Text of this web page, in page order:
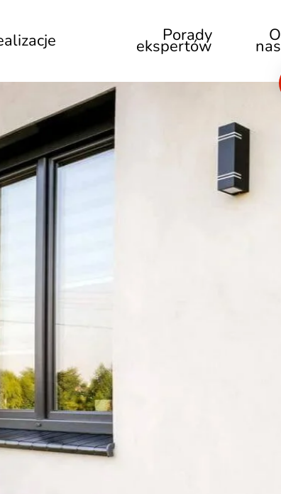
Porady
ekspertów
O
nas